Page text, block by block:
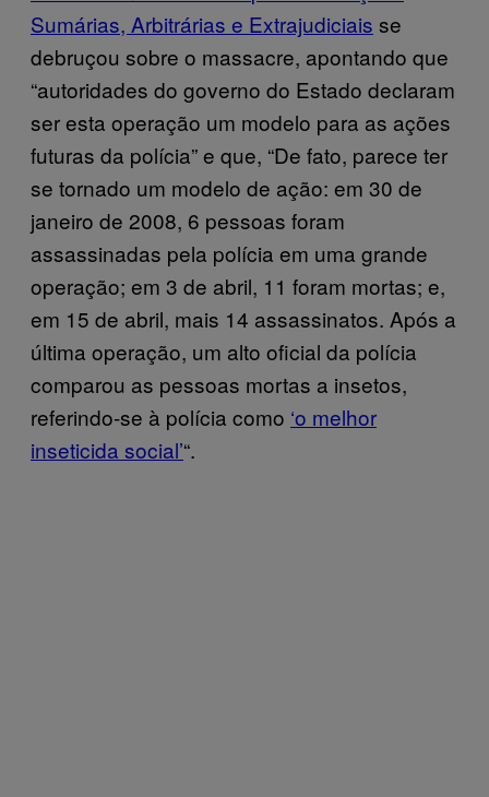
Sumárias, Arbitrárias e Extrajudiciais se
debruçou sobre o massacre, apontando que
“autoridades do governo do Estado declaram
ser esta operação um modelo para as ações
futuras da polícia” e que, “De fato, parece ter
se tornado um modelo de ação: em 30 de
janeiro de 2008, 6 pessoas foram
assassinadas pela polícia em uma grande
operação; em 3 de abril, 11 foram mortas; e,
em 15 de abril, mais 14 assassinatos. Após a
última operação, um alto oficial da polícia
comparou as pessoas mortas a insetos,
referindo-se à polícia como ‘o melhor
inseticida social’“.